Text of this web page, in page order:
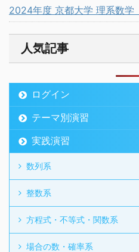
2024年度 京都大学 理系数学
人気記事
ログイン
テーマ別演習
実践演習
数列系
整数系
方程式・不等式・関数系
場合の数・確率系